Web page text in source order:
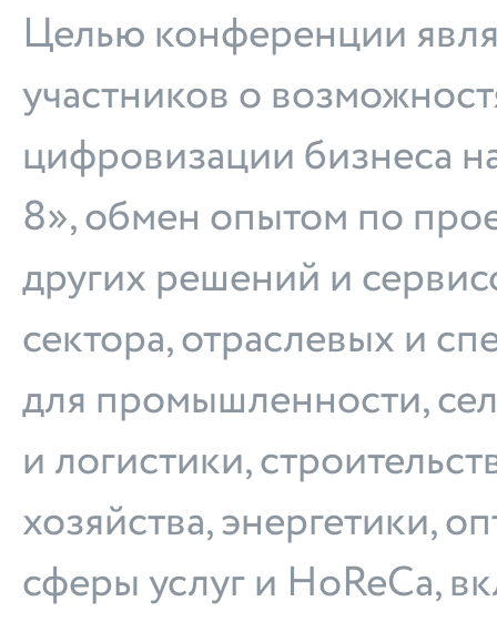
Целью конференции
участников о
цифровизации бизнеса
8», обмен опытом по
других решений и
сектора, отраслевых и
для промышленности,
и логистики,
хозяйства, энергетики,
сферы услуг и HoReCa,